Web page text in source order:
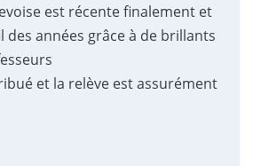
est récente finalement et
des années grâce à de brillants
et la relève est assurément